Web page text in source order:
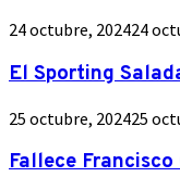
24 octubre, 202424
El Sporting
25 octubre, 202425
Fallece Francisco